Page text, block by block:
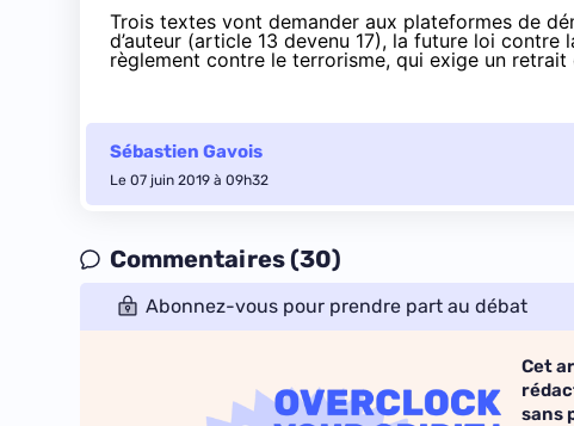
Trois textes vont demander aux plateformes de
d’auteur (article 13 devenu 17), la future loi contre
règlement contre le terrorisme, qui exige un retrait
Sébastien Gavois
Le 07 juin 2019 à 09h32
Commentaires (30)
Abonnez-vous pour prendre part au débat
Cet
sans